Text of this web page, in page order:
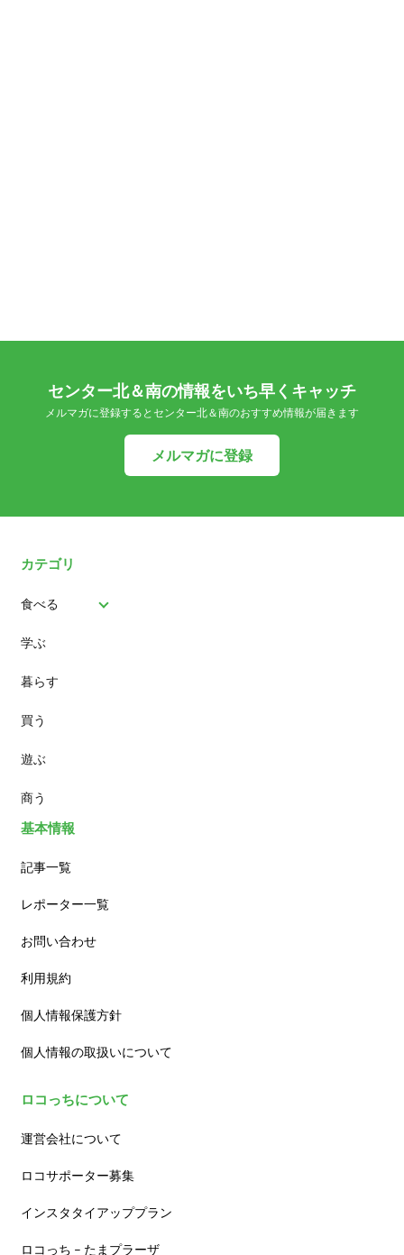
センター北＆南の情報をいち早くキャッチ
メルマガに登録するとセンター北＆南のおすすめ情報が届きます
メルマガに登録
カテゴリ
食べる
パン
スイーツ
ランチ
カフェ
学ぶ
暮らす
買う
遊ぶ
商う
基本情報
記事一覧
レポーター一覧
お問い合わせ
利用規約
個人情報保護方針
個人情報の取扱いについて
ロコっちについて
運営会社について
ロコサポーター募集
インスタタイアッププラン
ロコっち – たまプラーザ